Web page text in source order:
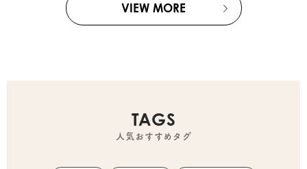
VIEW MORE
TAGS
人気おすすめタグ